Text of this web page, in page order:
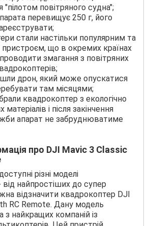
"пілотом повітряного судна";
перевищує 250 г, його
стали настільки популярним та
що в окремих країнах
змагання з повітряних
дрон, який може опускатися
там місяцями;
квадрокоптер з екологічно
і після закінчення
апарат не забруднюватиме
про DJI Mavic 3 Classic
різні моделі
найпростіших до супер
відзначити квадрокоптер DJI
RC Remote. Дану модель
з найкращих компаній із